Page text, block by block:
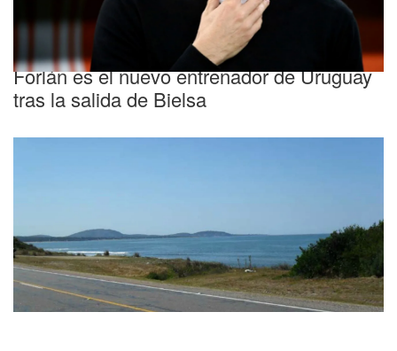
Forlán es el nuevo entrenador de Uruguay
tras la salida de Bielsa